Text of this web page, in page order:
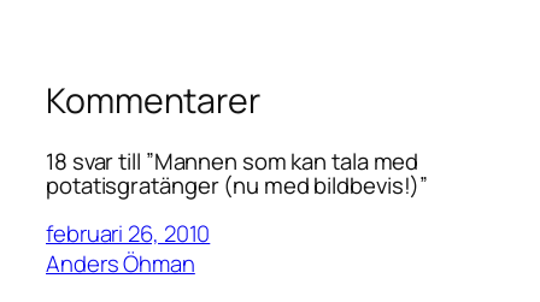
Kommentarer
18 svar till ”Mannen som kan tala med
potatisgratänger (nu med bildbevis!)”
februari 26, 2010
Anders Öhman